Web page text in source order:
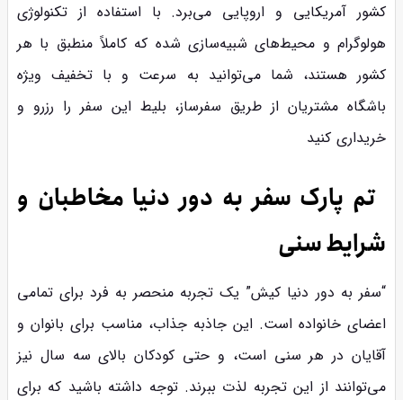
کشور آمریکایی و اروپایی می‌برد. با استفاده از تکنولوژی
هولوگرام و محیط‌های شبیه‌سازی شده که کاملاً منطبق با هر
کشور هستند، شما می‌توانید به سرعت و با تخفیف ویژه
باشگاه مشتریان از طریق سفرساز، بلیط این سفر را رزرو و
خریداری کنید
تم پارک سفر به دور دنیا مخاطبان و
شرایط سنی
“سفر به دور دنیا کیش” یک تجربه منحصر به فرد برای تمامی
اعضای خانواده است. این جاذبه جذاب، مناسب برای بانوان و
آقایان در هر سنی است، و حتی کودکان بالای سه سال نیز
می‌توانند از این تجربه لذت ببرند. توجه داشته باشید که برای